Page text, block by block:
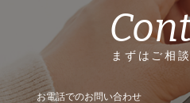
まずはご相
お電話でのお問い合わせ